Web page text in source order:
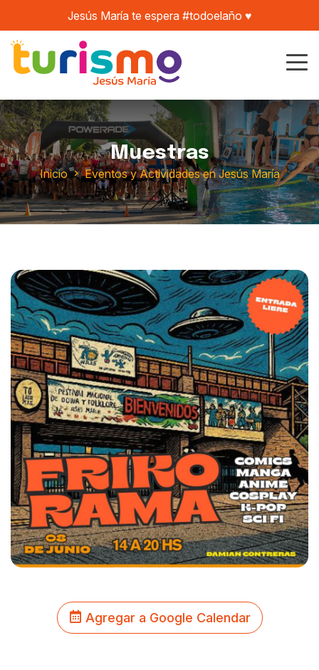
Jesús María te espera #todoelaño ♥️
Muestras
Inicio Eventos y Actividades en Jesús María
Agregar a Google Calendar